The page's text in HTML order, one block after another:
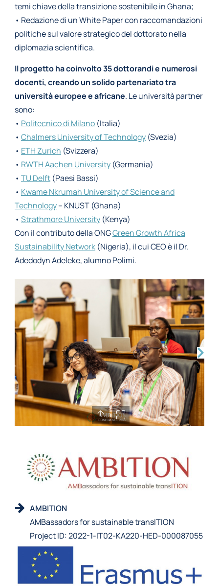
temi chiave della transizione sostenibile in Ghana;
• Redazione di un White Paper con raccomandazioni
politiche sul valore strategico del dottorato nella
diplomazia scientifica.
Il progetto ha coinvolto 35 dottorandi e numerosi
docenti, creando un solido partenariato tra
università europee e africane. Le università partner
sono:
• Politecnico di Milano (Italia)
• Chalmers University of Technology (Svezia)
• ETH Zurich (Svizzera)
• RWTH Aachen University (Germania)
• TU Delft (Paesi Bassi)
• Kwame Nkrumah University of Science and
Technology– KNUST (Ghana)
• Strathmore University (Kenya)
Con il contributo della ONGGreen Growth Africa
Sustainability Network (Nigeria), il cui CEO è il Dr.
Adedodyn Adeleke, alumno Polimi.
AMBITION
AMBassadors for sustainable transITION
Project ID: 2022-1-IT02-KA220-HED-000087055